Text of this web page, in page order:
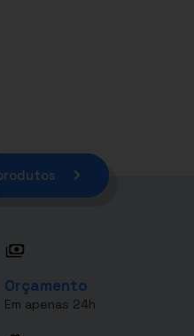
Orçamento
Em apenas 24h